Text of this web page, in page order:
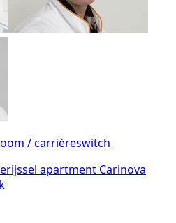
/ carrièreswitch
apartment Carinova